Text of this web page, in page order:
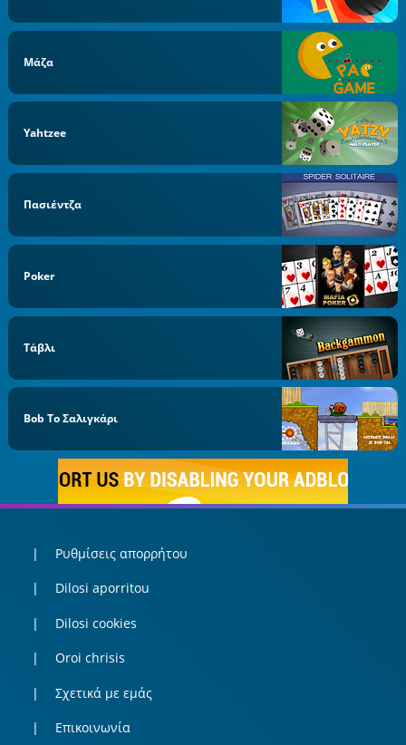
Μάζα
Yahtzee
Πασιέντζα
Poker
Τάβλι
Bob Το Σαλιγκάρι
Ρυθμίσεις απορρήτου
Dilosi aporritou
Dilosi cookies
Oroi chrisis
Σχετικά με εμάς
Επικοινωνία